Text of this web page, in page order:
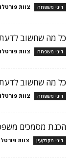
דיני משפחה צוות פורטלו
כל מה שחשוב לדעת
דיני משפחה צוות פורטלו
כל מה שחשוב לדעת
דיני משפחה צוות פורטלו
הכנת מסמכים
דיני מקרקעין צוות